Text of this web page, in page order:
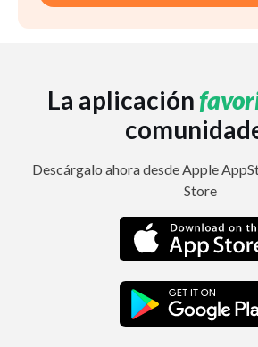
La aplicación
Descárgalo ahora desde Apple
Store